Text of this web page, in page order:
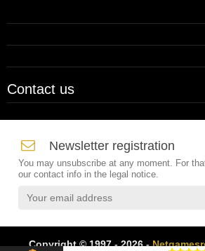
Contact us
Newsletter registration
You may unsubscribe at any moment. For
our contact info in the legal notice.
Copyright © 1997 - 2026 -